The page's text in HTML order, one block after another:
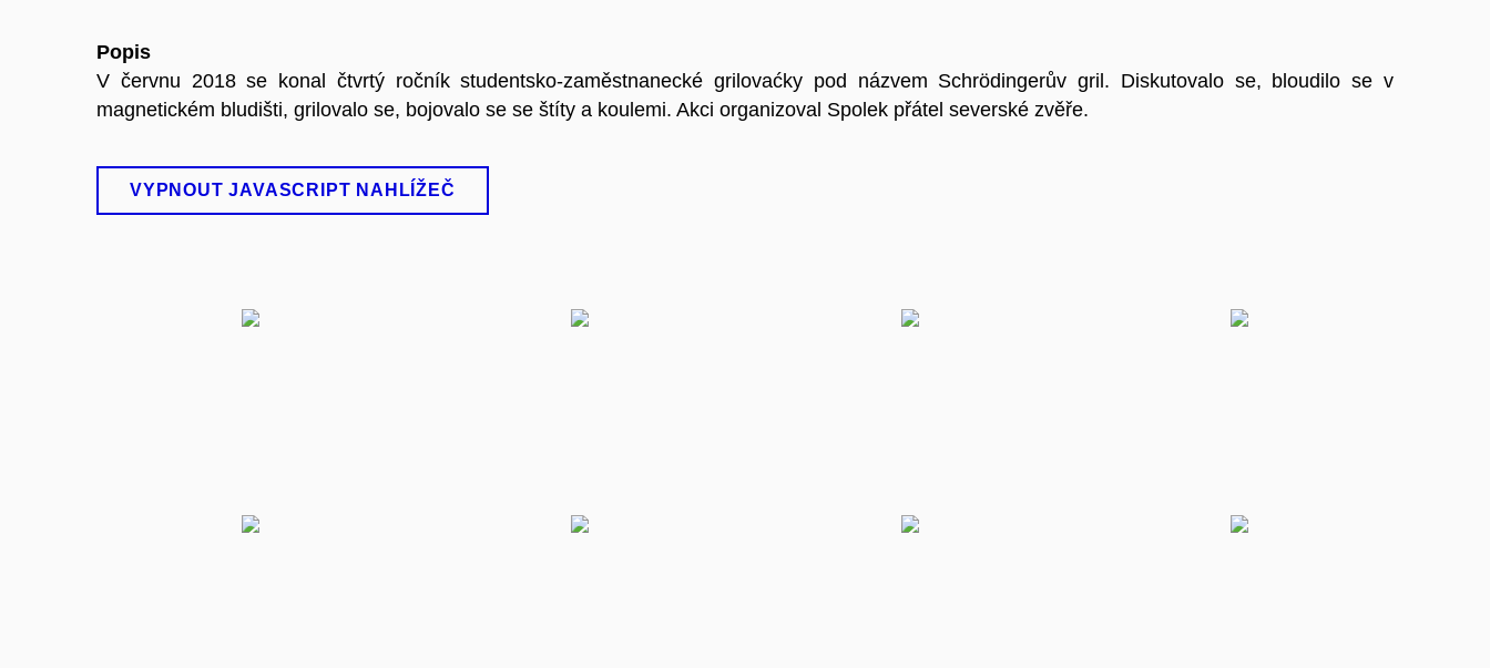
Popis
V červnu 2018 se konal čtvrtý ročník studentsko-zaměstnanecké grilovaćky pod názvem Schrödingerův gril. Diskutovalo se, bloudilo se v
magnetickém bludišti, grilovalo se, bojovalo se se štíty a koulemi. Akci organizoval Spolek přátel severské zvěře.
VYPNOUT JAVASCRIPT NAHLÍŽEČ